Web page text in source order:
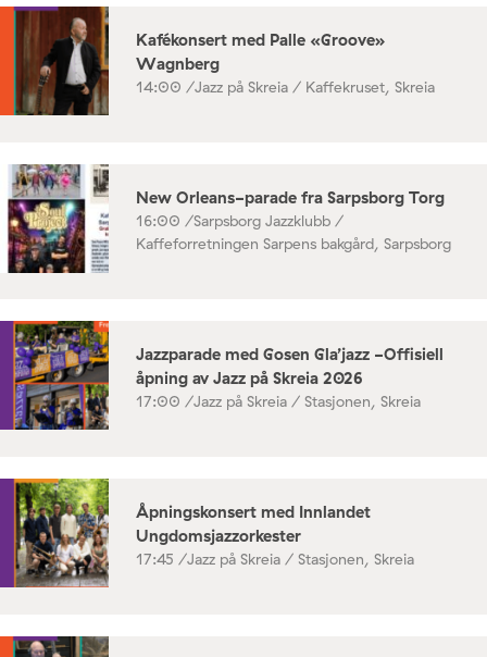
Kafékonsert med Palle «Groove»
Wagnberg
14:00 /Jazz på Skreia / Kaffekruset, Skreia
New Orleans-parade fra Sarpsborg Torg
16:00 /Sarpsborg Jazzklubb /
Kaffeforretningen Sarpens bakgård, Sarpsborg
Jazzparade med Gosen Gla’jazz -Offisiell
åpning av Jazz på Skreia 2026
17:00 /Jazz på Skreia / Stasjonen, Skreia
Åpningskonsert med Innlandet
Ungdomsjazzorkester
17:45 /Jazz på Skreia / Stasjonen, Skreia